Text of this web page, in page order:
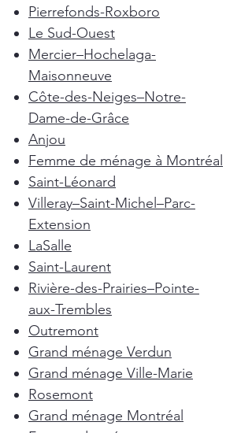
Pierrefonds-Roxboro
Le Sud-Ouest
Mercier–Hochelaga-
Maisonneuve
Côte-des-Neiges–Notre-
Dame-de-Grâce
Anjou
Femme de ménage à Montréal
Saint-Léonard
Villeray–Saint-Michel–Parc-
Extension
LaSalle
Saint-Laurent
Rivière-des-Prairies–Pointe-
aux-Trembles
Outremont
Grand ménage Verdun
Grand ménage Ville-Marie
Rosemont
Grand ménage Montréal